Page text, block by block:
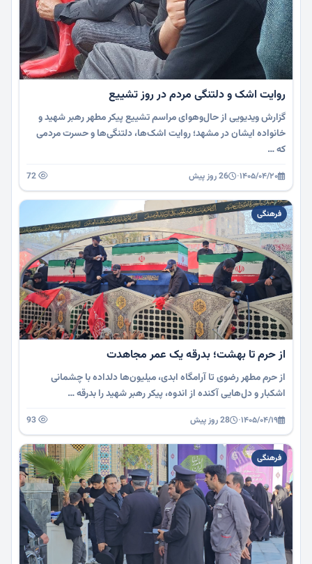
روایت اشک و دلتنگی مردم در روز تشییع
گزارش ویدیویی از حال‌وهوای مراسم تشییع پیکر مطهر رهبر شهید و
خانواده ایشان در مشهد؛ روایت اشک‌ها، دلتنگی‌ها و حسرت مردمی
که …
۱۴۰۵/۰۴/۲۰· 26 روز پیش
فرهنگی
از حرم تا بهشت؛ بدرقه یک عمر مجاهدت
از حرم مطهر رضوی تا آرامگاه ابدی، میلیون‌ها دلداده با چشمانی
اشکبار و دل‌هایی آکنده از اندوه، پیکر رهبر شهید را بدرقه …
۱۴۰۵/۰۴/۱۹· 28 روز پیش
فرهنگی